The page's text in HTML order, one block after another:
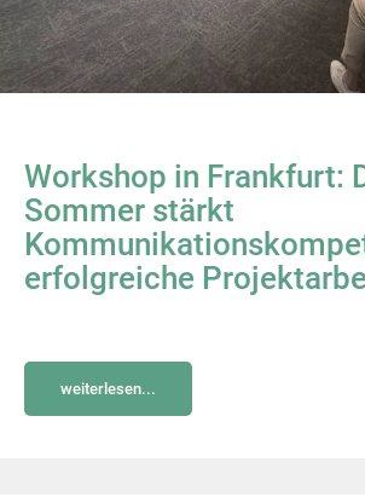
Workshop in Frankfurt:
Sommer stärkt
erfolgreiche
weiterlesen...